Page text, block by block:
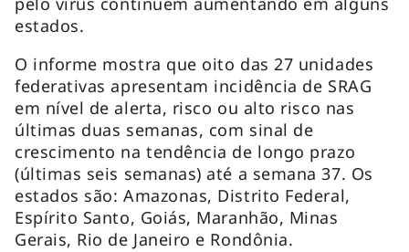
estados.
O informe mostra que oito das 27 unidades
federativas apresentam incidência de SRAG
em nível de alerta, risco ou alto risco nas
últimas duas semanas, com sinal de
crescimento na tendência de longo prazo
(últimas seis semanas) até a semana 37. Os
estados são: Amazonas, Distrito Federal,
Espírito Santo, Goiás, Maranhão, Minas
Gerais, Rio de Janeiro e Rondônia.